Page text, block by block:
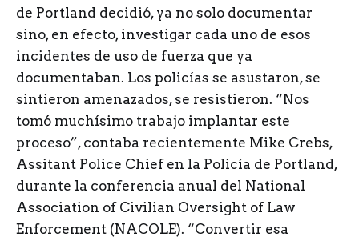
de Portland decidió, ya no solo documentar
sino, en efecto, investigar cada uno de esos
incidentes de uso de fuerza que ya
documentaban. Los policías se asustaron, se
sintieron amenazados, se resistieron. “Nos
tomó muchísimo trabajo implantar este
proceso”, contaba recientemente Mike Crebs,
Assitant Police Chief en la Policía de Portland,
durante la conferencia anual del National
Association of Civilian Oversight of Law
Enforcement (NACOLE). “Convertir esa